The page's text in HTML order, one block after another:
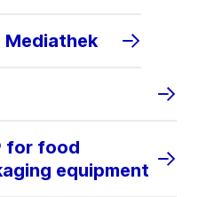
Mediathek
for food
equipment